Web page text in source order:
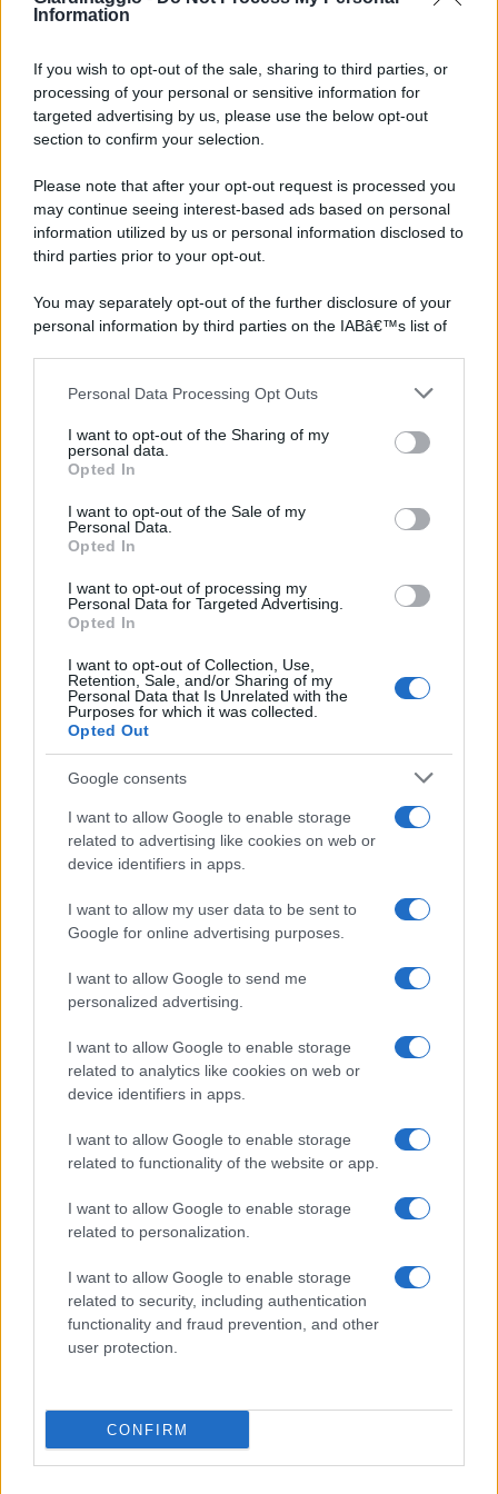
Information
If you wish to opt-out of the sale, sharing to third parties, or
processing of your personal or sensitive information for
targeted advertising by us, please use the below opt-out
section to confirm your selection.
Please note that after your opt-out request is processed you
may continue seeing interest-based ads based on personal
information utilized by us or personal information disclosed to
third parties prior to your opt-out.
You may separately opt-out of the further disclosure of your
personal information by third parties on the IABâ€™s list of
This information may also be disclosed by us to third parties
further disclose it to other third parties.
Please note that this website/app uses one or more Google
services and may gather and store information including but
not limited to your visit or usage behaviour. You may click to
grant or deny consent to Google and its third-party tags to
consent section.
Personal Data Processing Opt Outs
I want to opt-out of the Sharing of my
personal data.
Opted In
I want to opt-out of the Sale of my
Personal Data.
Opted In
I want to opt-out of processing my
Personal Data for Targeted Advertising.
Opted In
I want to opt-out of Collection, Use,
Retention, Sale, and/or Sharing of my
Personal Data that Is Unrelated with the
Purposes for which it was collected.
Opted Out
Google consents
I want to allow Google to enable storage
related to advertising like cookies on web or
device identifiers in apps.
I want to allow my user data to be sent to
Google for online advertising purposes.
I want to allow Google to send me
personalized advertising.
I want to allow Google to enable storage
related to analytics like cookies on web or
device identifiers in apps.
I want to allow Google to enable storage
related to functionality of the website or app.
I want to allow Google to enable storage
related to personalization.
I want to allow Google to enable storage
related to security, including authentication
functionality and fraud prevention, and other
user protection.
CONFIRM
©2026 - giardinaggio.net - p.iva 03338800984
Collabora con Giardinaggio.net